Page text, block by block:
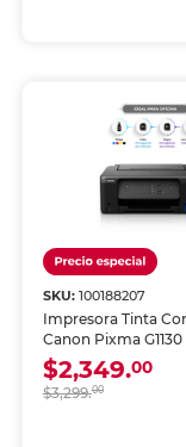
SKU: 100188207
Impresora Tinta
Canon Pixma
$2,349.00
$3,299.00